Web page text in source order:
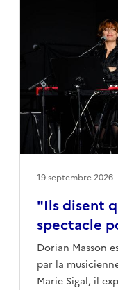
à Toulouse,
exemplaires
comme des
tissus, de
manière de
théâtre visuel et
Valeria Pasina a
réaliser une
"Ils disent
spectacle
Dorian Masson
par la
Marie Sigal, il
19 septembre 2026